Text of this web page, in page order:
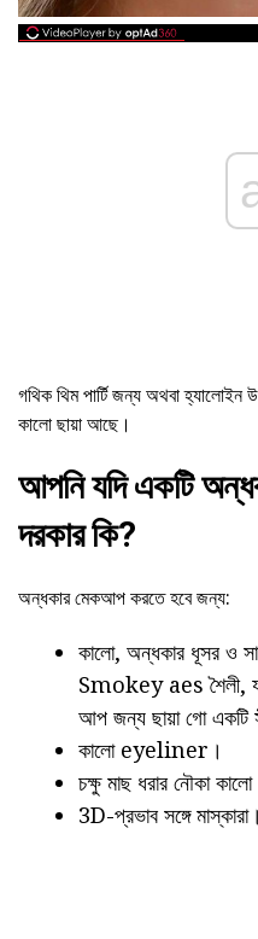
গথিক থিম পার্টি জন্য অথবা
কালো ছায়া আছে।
আপনি যদি একটি
দরকার কি?
অন্ধকার মেকআপ করতে হবে জন্য:
কালো, অন্ধকার ধূসর ও
Smokey aes শৈলী,
আপ জন্য ছায়া গো একটি
কালো eyeliner।
চক্ষু মাছ ধরার নৌকা
3D-প্রভাব সঙ্গে মাস্কারা।